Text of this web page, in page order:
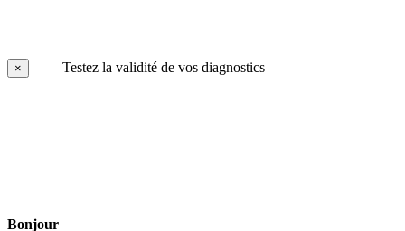
× Testez la validité de vos diagnostics
Bonjour